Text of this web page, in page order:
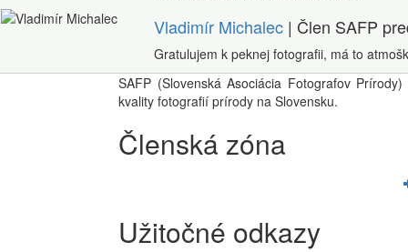
Vladimír Michalec | Člen SAFP
Gratulujem k peknej fotografii, má to
SAFP (Slovenská Asociácia Fotografov
kvality fotografií prírody na Slovensku.
Členská zóna
Užitočné odkazy